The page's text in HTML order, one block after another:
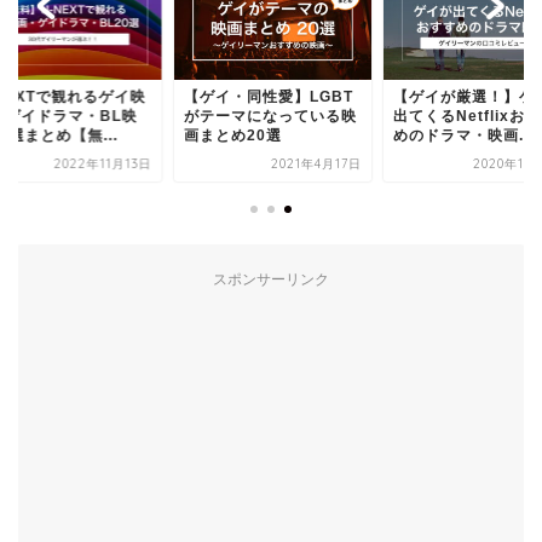
【ゲイ・同性愛】LGBT
がテーマになっている映
画まとめ20選
2021年4月17日
【ゲイが厳選！】ゲイが
出てくるNetflixおすす
めのドラマ・映画...
2020年10月14日
U-NEXTで観
画・ゲイドラ
画20選まとめ
スポンサーリンク